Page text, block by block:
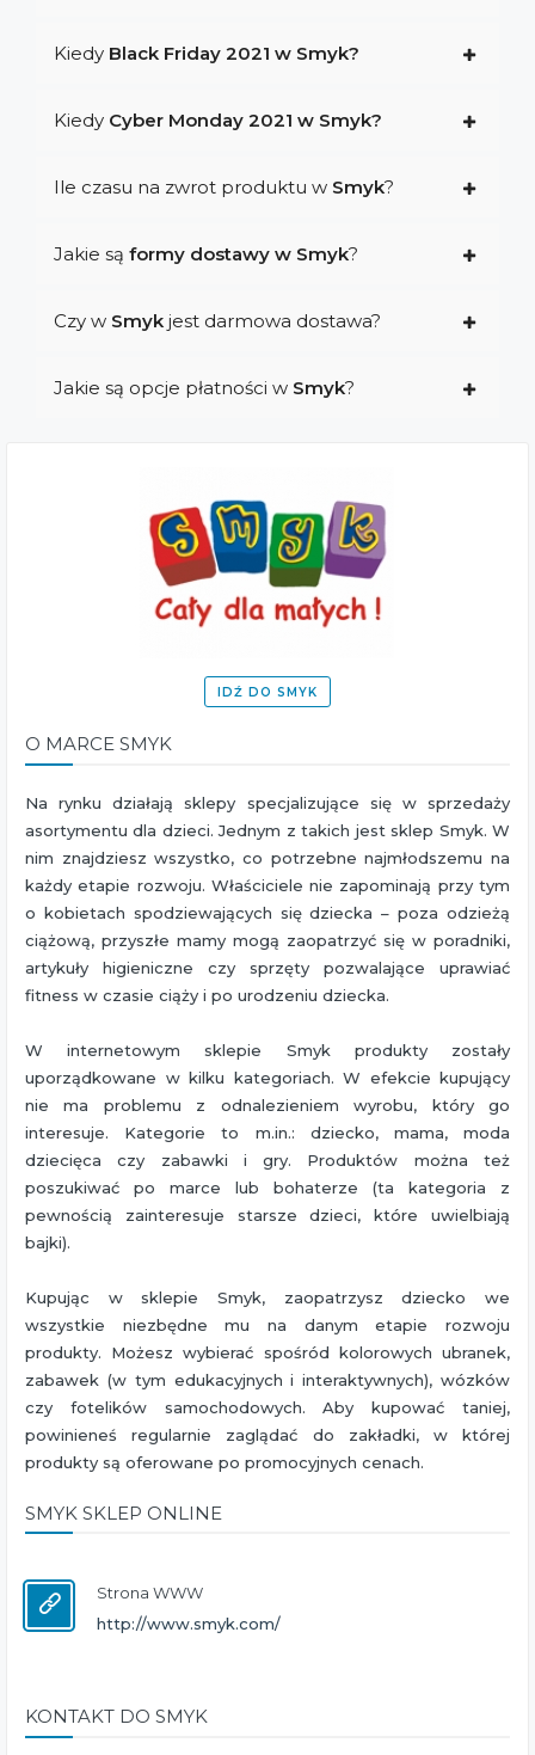
Kiedy Black Friday 2021 w Smyk?
Kiedy Cyber Monday 2021 w Smyk?
Ile czasu na zwrot produktu w Smyk?
Jakie są formy dostawy w Smyk?
Czy w Smyk jest darmowa dostawa?
Jakie są opcje płatności w Smyk?
IDŹ DO SMYK
O MARCE SMYK
Na rynku działają sklepy specjalizujące się w sprzedaży
asortymentu dla dzieci. Jednym z takich jest sklep Smyk. W
nim znajdziesz wszystko, co potrzebne najmłodszemu na
każdy etapie rozwoju. Właściciele nie zapominają przy tym
o kobietach spodziewających się dziecka – poza odzieżą
ciążową, przyszłe mamy mogą zaopatrzyć się w poradniki,
artykuły higieniczne czy sprzęty pozwalające uprawiać
fitness w czasie ciąży i po urodzeniu dziecka.
W internetowym sklepie Smyk produkty zostały
uporządkowane w kilku kategoriach. W efekcie kupujący
nie ma problemu z odnalezieniem wyrobu, który go
interesuje. Kategorie to m.in.: dziecko, mama, moda
dziecięca czy zabawki i gry. Produktów można też
poszukiwać po marce lub bohaterze (ta kategoria z
pewnością zainteresuje starsze dzieci, które uwielbiają
bajki).
Kupując w sklepie Smyk, zaopatrzysz dziecko we
wszystkie niezbędne mu na danym etapie rozwoju
produkty. Możesz wybierać spośród kolorowych ubranek,
zabawek (w tym edukacyjnych i interaktywnych), wózków
czy fotelików samochodowych. Aby kupować taniej,
powinieneś regularnie zaglądać do zakładki, w której
produkty są oferowane po promocyjnych cenach.
SMYK SKLEP ONLINE
Strona WWW
http://www.smyk.com/
KONTAKT DO SMYK